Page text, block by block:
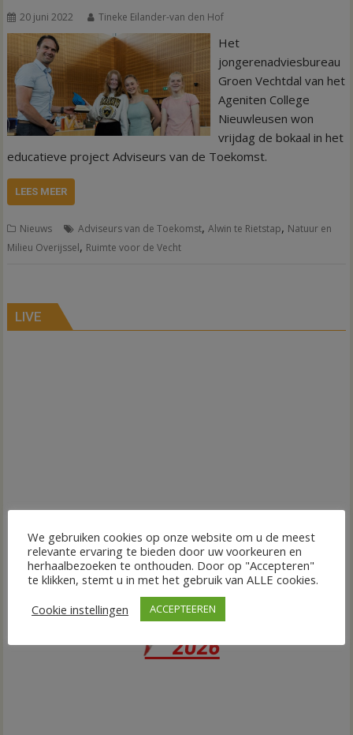
20 juni 2022 Tineke Eilander-van den Hof
Het
jongerenadviesbureau
Groen Vechtdal van het
Ageniten College
Nieuwleusen won
vrijdag de bokaal in het
educatieve project Adviseurs van de Toekomst.
LEES MEER
Nieuws Adviseurs van de Toekomst,Alwin te Rietstap, Natuur en
Milieu Overijssel, Ruimte voor de Vecht
LIVE
We gebruiken cookies op onze website om u de meest
relevante ervaring te bieden door uw voorkeuren en
herhaalbezoeken te onthouden. Door op "Accepteren"
te klikken, stemt u in met het gebruik van ALLE cookies.
Cookie instellingen
ACCEPTEEREN